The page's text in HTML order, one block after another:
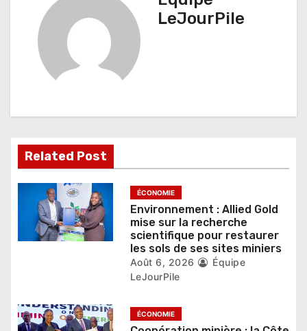
n
d
e
l
a
i
LeJourPile
Related Post
ÉCONOMIE
Environnement : Allied Gold
mise sur la recherche
scientifique pour restaurer
les sols de ses sites miniers
Août 6, 2026
Équipe
LeJourPile
ÉCONOMIE